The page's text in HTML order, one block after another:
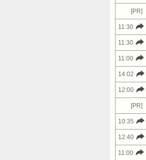
[PR]
11:30
11:30
11:00
14:02
12:00
[PR]
10:35
12:40
11:00